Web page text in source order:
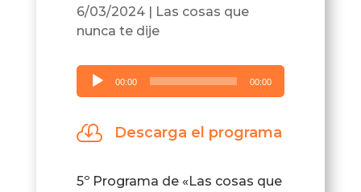
6/03/2024| Las cosas que
nunca te dije
Reproductor
de
00:00 00:00
 Descarga el programa
5º Programa de «Las cosas que